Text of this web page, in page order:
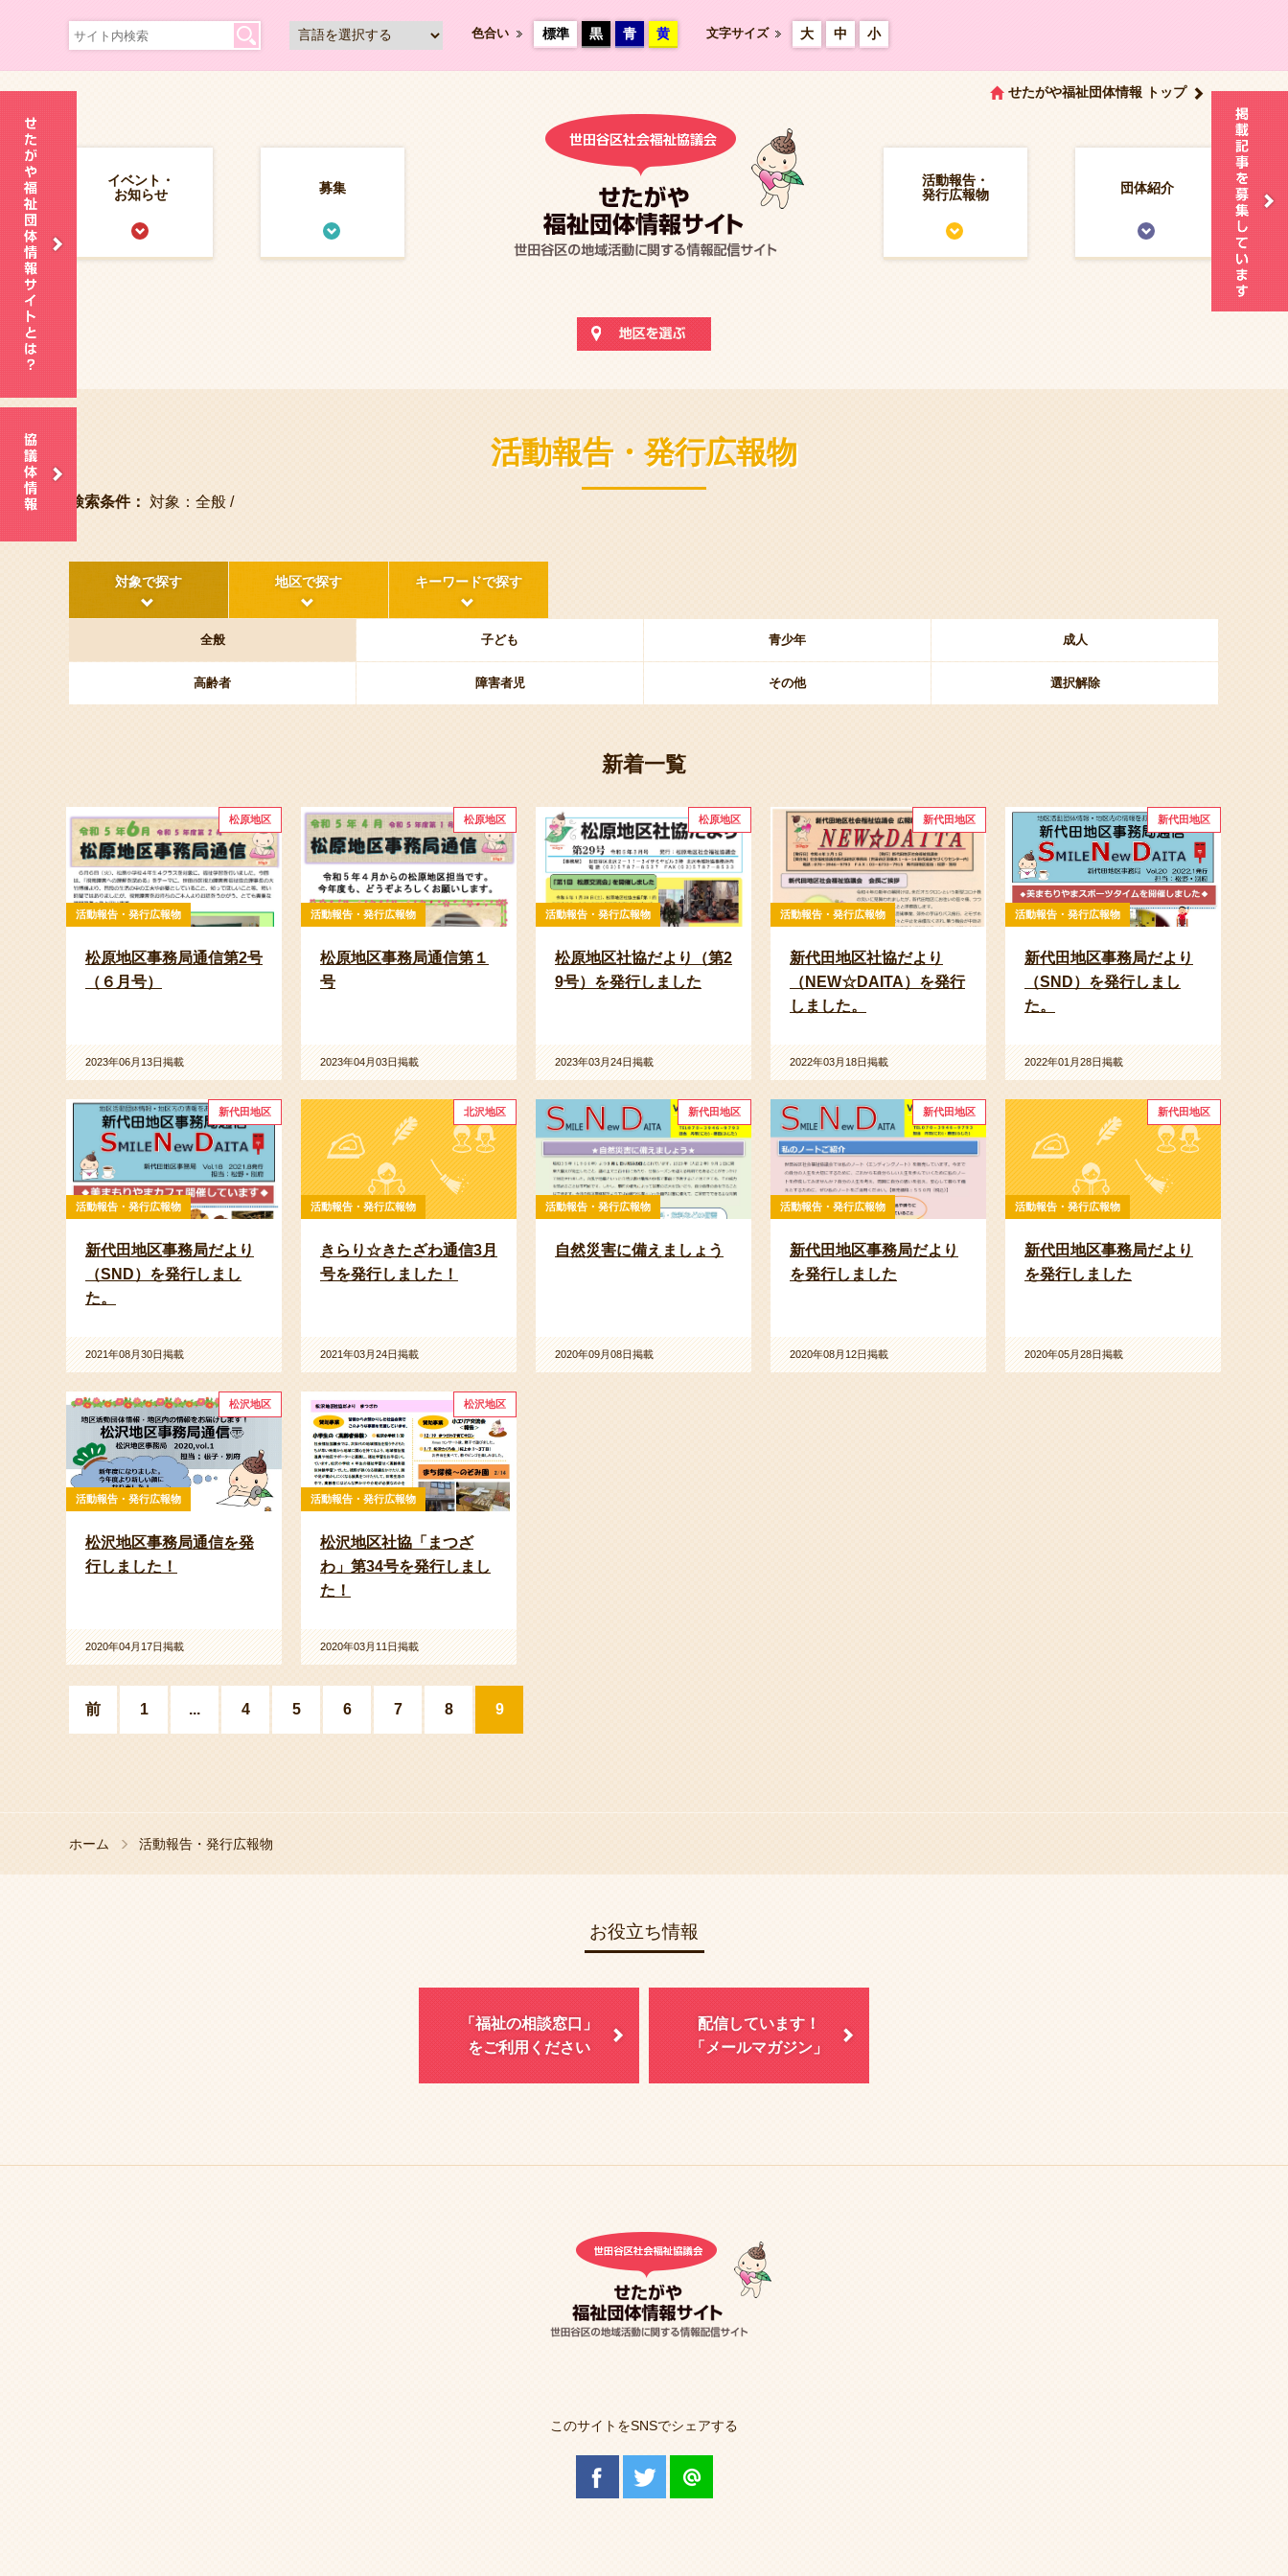
色合い 標準 黒 青 黄 文字サイズ 大 中 小
イベント・
お知らせ
募集
活動報告・
発行広報物
団体紹介
せたがや福祉団体情報 トップ
活動報告・発行広報物
検索条件： 対象：全般 /
対象で探す 地区で探す キーワードで探す
全般 子ども 青少年 成人
高齢者 障害者児 その他 選択解除
新着一覧
松原地区
活動報告・発行広報物
松原地区事務局通信第2号
（６月号）
2023年06月13日掲載
松原地区
活動報告・発行広報物
松原地区事務局通信第１
号
2023年04月03日掲載
松原地区
活動報告・発行広報物
松原地区社協だより（第2
9号）を発行しました
2023年03月24日掲載
新代田地区
活動報告・発行広報物
新代田地区社協だより
（NEW☆DAITA）を発行
しました。
2022年03月18日掲載
新代田地区
活動報告・発行広報物
新代田地区事務局だより
（SND）を発行しまし
た。
2022年01月28日掲載
新代田地区
活動報告・発行広報物
新代田地区事務局だより
（SND）を発行しまし
た。
2021年08月30日掲載
北沢地区
活動報告・発行広報物
きらり☆きたざわ通信3月
号を発行しました！
2021年03月24日掲載
新代田地区
活動報告・発行広報物
自然災害に備えましょう
2020年09月08日掲載
新代田地区
活動報告・発行広報物
新代田地区事務局だより
を発行しました
2020年08月12日掲載
新代田地区
活動報告・発行広報物
新代田地区事務局だより
を発行しました
2020年05月28日掲載
松沢地区
活動報告・発行広報物
松沢地区事務局通信を発
行しました！
2020年04月17日掲載
松沢地区
活動報告・発行広報物
松沢地区社協「まつざ
わ」第34号を発行しまし
た！
2020年03月11日掲載
前 1 ... 4 5 6 7 8 9
ホーム 活動報告・発行広報物
お役立ち情報
「福祉の相談窓口」
をご利用ください
配信しています！
「メールマガジン」
このサイトをSNSでシェアする